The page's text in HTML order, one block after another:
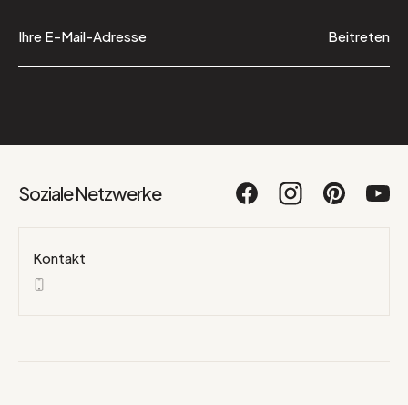
Beitreten
Soziale Netzwerke
Kontakt